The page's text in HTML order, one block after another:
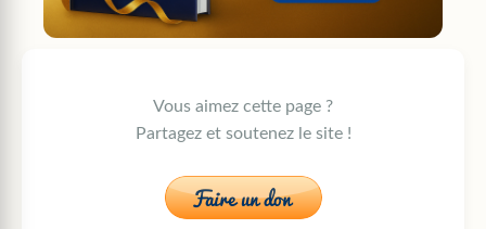
Vous aimez cette page ?
Partagez et soutenez le site !